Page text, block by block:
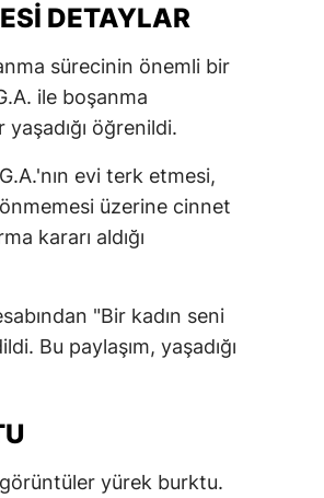
DETAYLAR
sürecinin önemli bir
ile boşanma
öğrenildi.
evi terk etmesi,
üzerine cinnet
kararı aldığı
"Bir kadın seni
Bu paylaşım, yaşadığı
görüntüler yürek burktu.